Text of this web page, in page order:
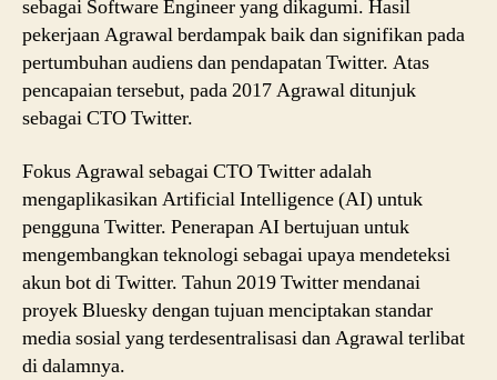
sebagai Software Engineer yang dikagumi. Hasil
pekerjaan Agrawal berdampak baik dan signifikan pada
pertumbuhan audiens dan pendapatan Twitter. Atas
pencapaian tersebut, pada 2017 Agrawal ditunjuk
sebagai CTO Twitter.
Fokus Agrawal sebagai CTO Twitter adalah
mengaplikasikan Artificial Intelligence (AI) untuk
pengguna Twitter. Penerapan AI bertujuan untuk
mengembangkan teknologi sebagai upaya mendeteksi
akun bot di Twitter. Tahun 2019 Twitter mendanai
proyek Bluesky dengan tujuan menciptakan standar
media sosial yang terdesentralisasi dan Agrawal terlibat
di dalamnya.